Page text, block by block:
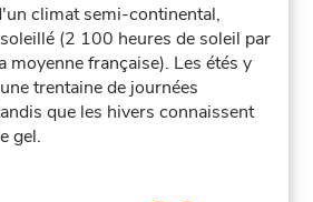
climat semi-continental,
(2 100 heures de soleil par
moyenne française). Les étés y
trentaine de journées
que les hivers connaissent
gel.